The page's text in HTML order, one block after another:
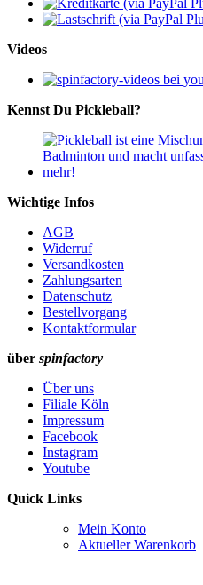
Videos
Kennst Du Pickleball?
Wichtige Infos
AGB
Widerruf
Versandkosten
Zahlungsarten
Datenschutz
Bestellvorgang
Kontaktformular
über spinfactory
Über uns
Filiale Köln
Impressum
Facebook
Instagram
Youtube
Quick Links
Mein Konto
Aktueller Warenkorb